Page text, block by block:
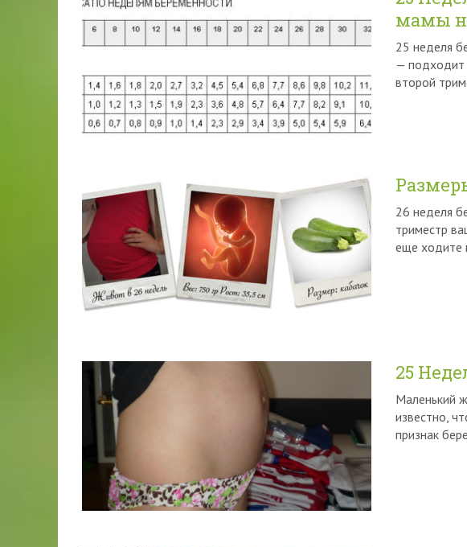
мамы
25 неделя
— подходит
второй
26 неделя
триместр
еще ходите
25
Маленький
известно,
признак